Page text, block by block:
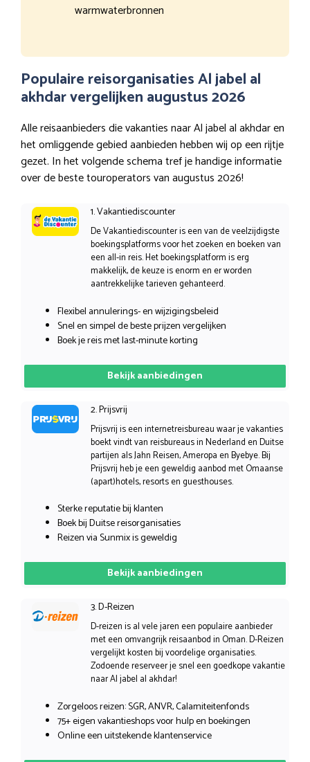
warmwaterbronnen
Populaire reisorganisaties Al jabel al
akhdar vergelijken augustus 2026
Alle reisaanbieders die vakanties naar Al jabel al akhdar en
het omliggende gebied aanbieden hebben wij op een rijtje
gezet. In het volgende schema tref je handige informatie
over de beste touroperators van augustus 2026!
1. Vakantiediscounter
De Vakantiediscounter is een van de veelzijdigste
boekingsplatforms voor het zoeken en boeken van
een all-in reis. Het boekingsplatform is erg
makkelijk, de keuze is enorm en er worden
aantrekkelijke tarieven gehanteerd.
Flexibel annulerings- en wijzigingsbeleid
Snel en simpel de beste prijzen vergelijken
Boek je reis met last-minute korting
Bekijk aanbiedingen
2. Prijsvrij
Prijsvrij is een internetreisbureau waar je vakanties
boekt vindt van reisbureaus in Nederland en Duitse
partijen als Jahn Reisen, Ameropa en Byebye. Bij
Prijsvrij heb je een geweldig aanbod met Omaanse
(apart)hotels, resorts en guesthouses.
Sterke reputatie bij klanten
Boek bij Duitse reisorganisaties
Reizen via Sunmix is geweldig
Bekijk aanbiedingen
3. D-Reizen
D-reizen is al vele jaren een populaire aanbieder
met een omvangrijk reisaanbod in Oman. D-Reizen
vergelijkt kosten bij voordelige organisaties.
Zodoende reserveer je snel een goedkope vakantie
naar Al jabel al akhdar!
Zorgeloos reizen: SGR, ANVR, Calamiteitenfonds
75+ eigen vakantieshops voor hulp en boekingen
Online een uitstekende klantenservice